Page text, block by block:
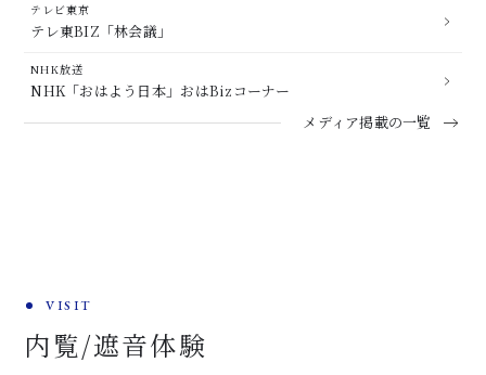
テレビ東京
テレ東BIZ「林会議」
NHK放送
NHK「おはよう日本」おはBizコーナー
メディア掲載の一覧
VISIT
内覧/遮音体験